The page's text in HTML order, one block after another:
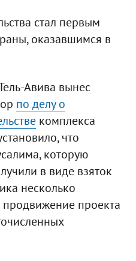
стал первым
оказавшимся в
Авива вынес
по делу о
комплекса
что
которую
в виде взяток
несколько
проекта